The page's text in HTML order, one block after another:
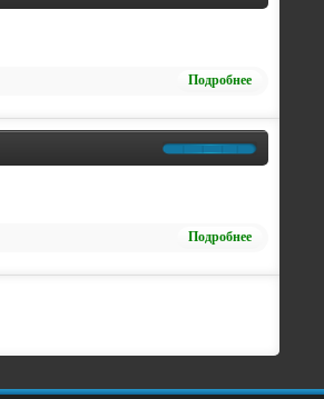
Подробнее
Подробнее